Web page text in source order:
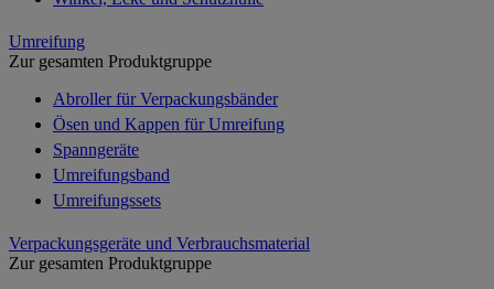
Umreifung
Zur gesamten Produktgruppe
Abroller für Verpackungsbänder
Ösen und Kappen für Umreifung
Spanngeräte
Umreifungsband
Umreifungssets
Verpackungsgeräte und Verbrauchsmaterial
Zur gesamten Produktgruppe